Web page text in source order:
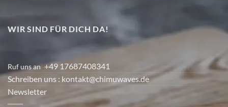
WIR SIND FÜR DICH DA!
Ruf uns an:+49 17687408341
Schreiben uns : kontakt@chimuwaves.de
Newsletter